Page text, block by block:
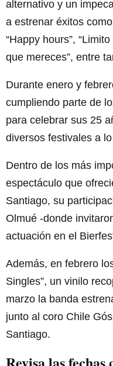
alternativo y un
a estrenar éxitos
“Happy hours”,
que mereces”, entre
Durante enero y
cumpliendo parte de
para celebrar sus 25
diversos festivales a
Dentro de los más
espectáculo que
Santiago, su
Olmué -donde
actuación en el
Además, en febrero
Singles”, un vinilo
marzo la banda
junto al coro Chile
Santiago.